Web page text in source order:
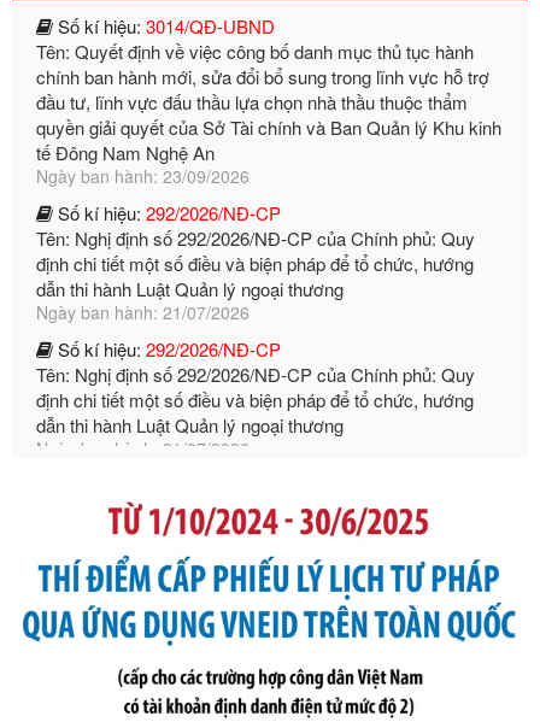
đầu tư, lĩnh vực đấu thầu lựa chọn nhà thầu thuộc thẩm
quyền giải quyết của Sở Tài chính và Ban Quản lý Khu kinh
tế Đông Nam Nghệ An
Ngày ban hành: 23/09/2026
Số kí hiệu:292/2026/NĐ-CP
Tên: Nghị định số 292/2026/NĐ-CP của Chính phủ: Quy
dẫn thi hành Luật Quản lý ngoại thương
Ngày ban hành: 21/07/2026
Số kí hiệu: 292/2026/NĐ-CP
Tên: Nghị định số 292/2026/NĐ-CP của Chính phủ: Quy
dẫn thi hành Luật Quản lý ngoại thương
Ngày ban hành: 21/07/2026
Số kí hiệu: 105/2026/TT-BTC
Tên: Thông tư số 105/2026/TT-BTC của Bộ Tài chính: Bãi
2019 của Bộ trưởng Bộ Tài chính hướng dẫn thực hiện xử
phạt vi phạm hành chính trong lĩnh vực kho bạc nhà nước
Ngày ban hành: 21/07/2026
Số kí hiệu:291/2026/NĐ-CP
Tên: Nghị định số 291/2026/NĐ-CP của Chính phủ: Sửa
đổi, bổ sung một số điều của Nghị định số 125/2020/NĐ-СР
phạt vi phạm hành chính về thuế, hóa đơn được sửa đổi, bổ
sung bởi Nghị định số 102/2021/NĐ-CP